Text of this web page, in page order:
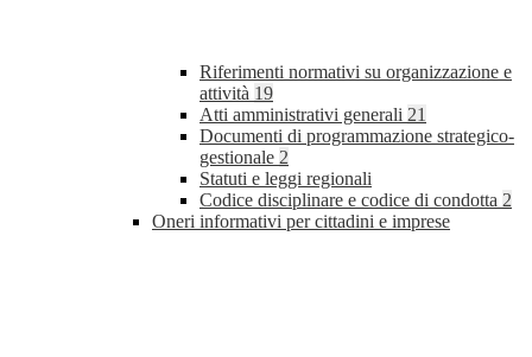
Riferimenti normativi su organizzazione e
attività 19
Atti amministrativi generali 21
Documenti di programmazione strategico-
gestionale 2
Statuti e leggi regionali
Codice disciplinare e codice di condotta 2
Oneri informativi per cittadini e imprese